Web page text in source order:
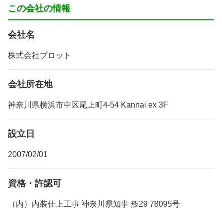
この会社の情報
会社名
株式会社プロット
会社所在地
神奈川県横浜市中区尾上町4-54 Kannai ex 3F
設立日
2007/02/01
資格・許認可
（内）内装仕上工事 神奈川県知事 般29 78095号